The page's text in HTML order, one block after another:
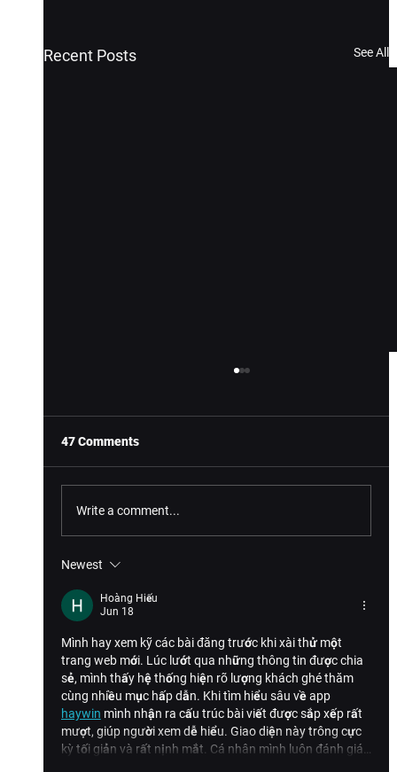
Recent Posts See All
What's New on VIVEPORT: Winter 2023
47 Comments
Write a comment...
Newest
Hoàng Hiếu
Jun 18
Mình hay xem kỹ các bài đăng trước khi xài thử một
trang web mới. Lúc lướt qua những thông tin được chia
sẻ, mình thấy hệ thống hiện rõ lượng khách ghé thăm
cùng nhiều mục hấp dẫn. Khi tìm hiểu sâu về app
haywin mình nhận ra cấu trúc bài viết được sắp xếp rất
mượt, giúp người xem dễ hiểu. Giao diện này trông cực
kỳ tối giản và rất nịnh mắt. Cá nhân mình luôn đánh giá…